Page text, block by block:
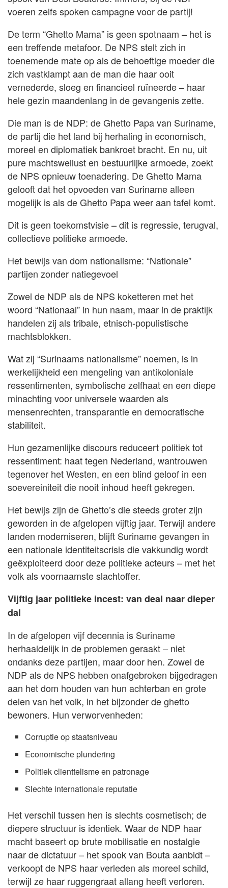
voeren zelfs spoken campagne voor de partij!
De term “Ghetto Mama” is geen spotnaam – het is
een treffende metafoor. De NPS stelt zich in
toenemende mate op als de behoeftige moeder die
zich vastklampt aan de man die haar ooit
vernederde, sloeg en financieel ruïneerde – haar
hele gezin maandenlang in de gevangenis zette.
Die man is de NDP: de Ghetto Papa van Suriname,
de partij die het land bij herhaling in economisch,
moreel en diplomatiek bankroet bracht. En nu, uit
pure machtswellust en bestuurlijke armoede, zoekt
de NPS opnieuw toenadering. De Ghetto Mama
gelooft dat het opvoeden van Suriname alleen
mogelijk is als de Ghetto Papa weer aan tafel komt.
Dit is geen toekomstvisie – dit is regressie, terugval,
collectieve politieke armoede.
Het bewijs van dom nationalisme: “Nationale”
partijen zonder natiegevoel
Zowel de NDP als de NPS koketteren met het
woord “Nationaal” in hun naam, maar in de praktijk
handelen zij als tribale, etnisch-populistische
machtsblokken.
Wat zij “Surinaams nationalisme” noemen, is in
werkelijkheid een mengeling van antikoloniale
ressentimenten, symbolische zelfhaat en een diepe
minachting voor universele waarden als
mensenrechten, transparantie en democratische
stabiliteit.
Hun gezamenlijke discours reduceert politiek tot
ressentiment: haat tegen Nederland, wantrouwen
tegenover het Westen, en een blind geloof in een
soevereiniteit die nooit inhoud heeft gekregen.
Het bewijs zijn de Ghetto’s die steeds groter zijn
geworden in de afgelopen vijftig jaar. Terwijl andere
landen moderniseren, blijft Suriname gevangen in
een nationale identiteitscrisis die vakkundig wordt
geëxploiteerd door deze politieke acteurs – met het
volk als voornaamste slachtoffer.
Vijftig jaar politieke incest: van deal naar dieper
dal
In de afgelopen vijf decennia is Suriname
herhaaldelijk in de problemen geraakt – niet
ondanks deze partijen, maar door hen. Zowel de
NDP als de NPS hebben onafgebroken bijgedragen
aan het dom houden van hun achterban en grote
delen van het volk, in het bijzonder de ghetto
bewoners. Hun verworvenheden:
Corruptie op staatsniveau
Economische plundering
Politiek clienttelisme en patronage
Slechte internationale reputatie
Het verschil tussen hen is slechts cosmetisch; de
diepere structuur is identiek. Waar de NDP haar
macht baseert op brute mobilisatie en nostalgie
naar de dictatuur – het spook van Bouta aanbidt –
verkoopt de NPS haar verleden als moreel schild,
terwijl ze haar ruggengraat allang heeft verloren.